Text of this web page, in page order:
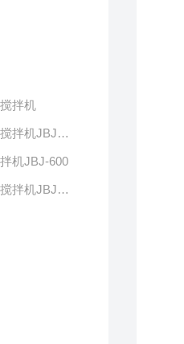
拌机
机JBJ-400
机JBJ-600
机JBJ-300